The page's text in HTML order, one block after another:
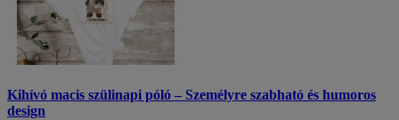
Kihívó macis szülinapi póló – Személyre szabható és humoros
design